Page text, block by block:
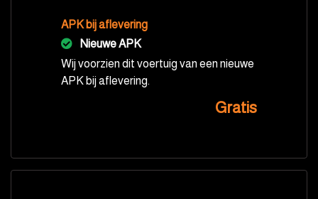
APK bij aflevering
Nieuwe APK
Wij voorzien dit voertuig van een nieuwe
APK bij aflevering.
Gratis